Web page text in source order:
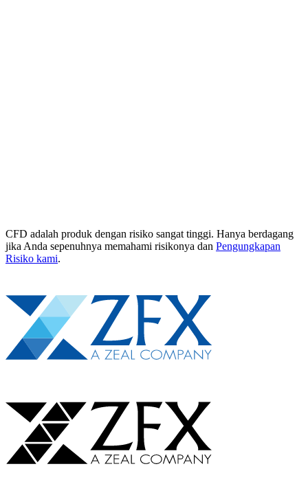
CFD adalah produk dengan risiko sangat tinggi. Hanya berdagang
jika Anda sepenuhnya memahami risikonya dan Pengungkapan
Risiko kami.